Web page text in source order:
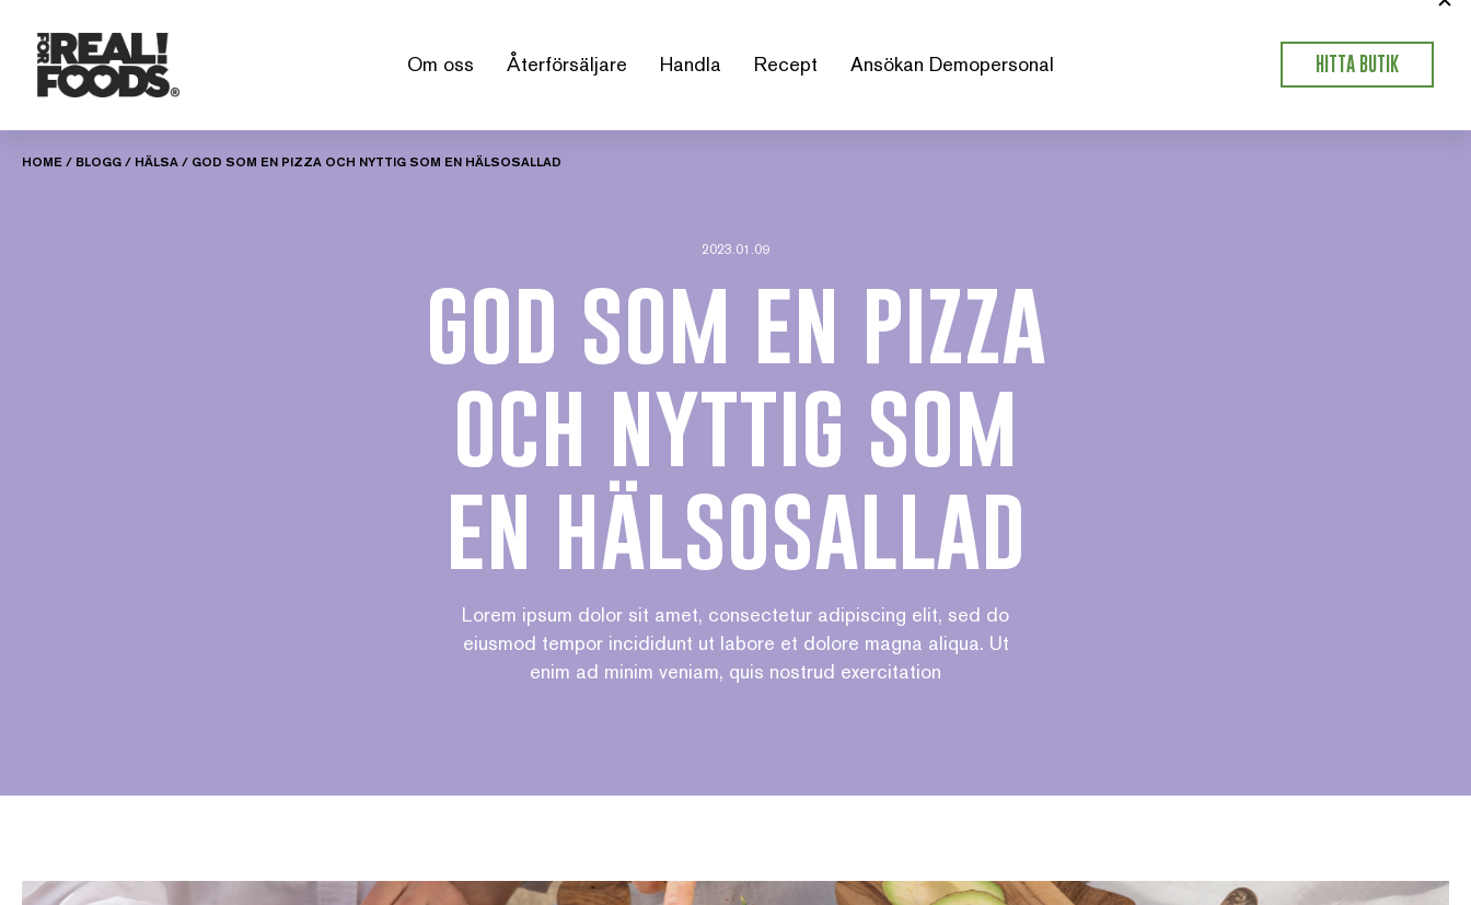
content
Om oss Återförsäljare Handla Recept Ansökan Demopersonal HITTA BUTIK
HOME / BLOGG / HÄLSA / GOD SOM EN PIZZA OCH NYTTIG SOM EN HÄLSOSALLAD
2023.01.09
god som en pizza
och nyttig som
en hälsosallad
Lorem ipsum dolor sit amet, consectetur adipiscing elit, sed do
eiusmod tempor incididunt ut labore et dolore magna aliqua. Ut
enim ad minim veniam, quis nostrud exercitation